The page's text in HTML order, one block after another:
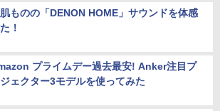
ものの「DENON HOME」サウンドを体感
！
プライムデー過去最安! Anker注目プ
ェクター3モデルを使ってみた